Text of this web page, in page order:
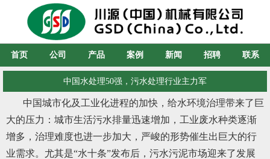
首页 公司 产品 案例 新闻 招聘 联系
中国水处理50强，污水处理行业主力军
中国城市化及工业化进程的加快，给水环境治理带来了巨
大的压力：城市生活污水排量迅速增加，工业废水种类逐渐
增多，治理难度也进一步加大，严峻的形势催生出巨大的行
业需求。尤其是“水十条”发布后，污水污泥市场迎来了发展